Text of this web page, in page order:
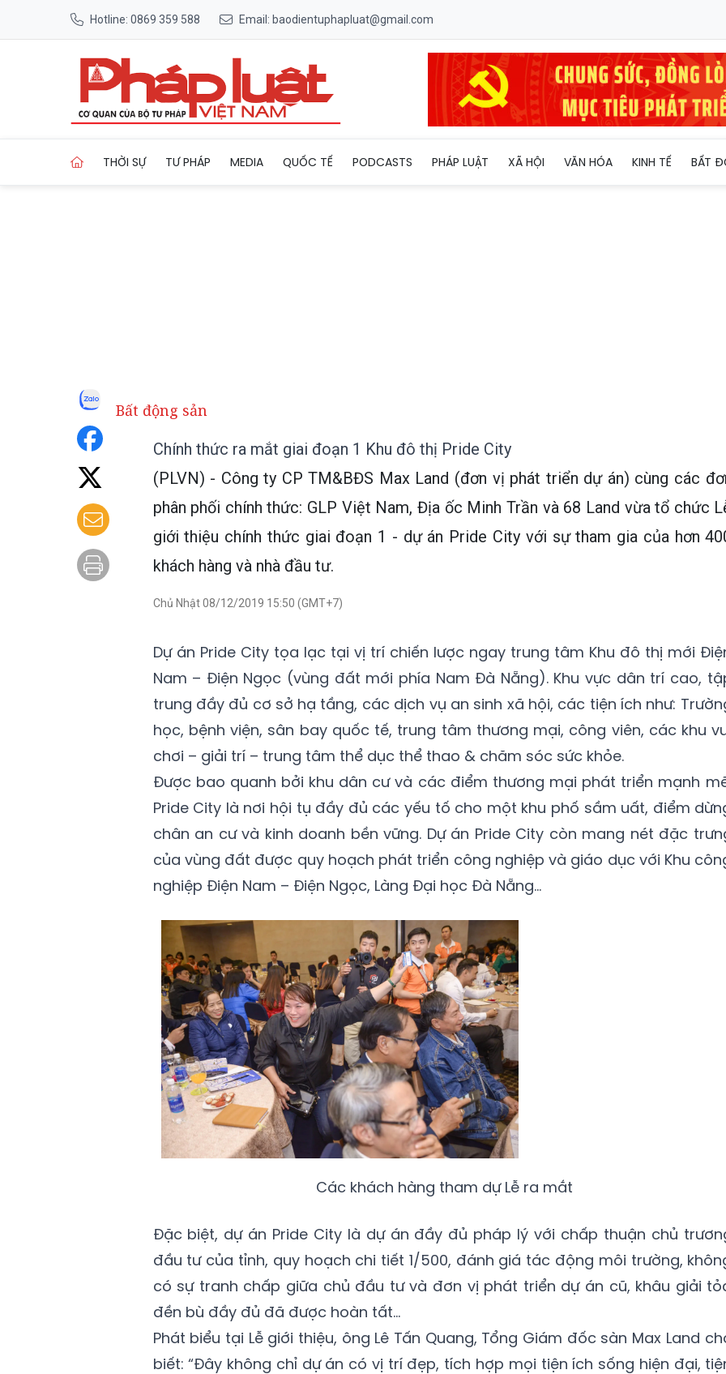
Hotline: 0869 359 588 Email: baodientuphapluat@gmail.com
THỜI SỰ TƯ PHÁP MEDIA QUỐC TẾ PODCASTS PHÁP LUẬT XÃ HỘI VĂN HÓA KINH TẾ BẤT
Bất động sản
Chính thức ra mắt giai đoạn 1 Khu đô thị Pride City
(PLVN) - Công ty CP TM&BĐS Max Land (đơn vị phát triển dự án) cùng các
phân phối chính thức: GLP Việt Nam, Địa ốc Minh Trần và 68 Land vừa tổ chức
giới thiệu chính thức giai đoạn 1 - dự án Pride City với sự tham gia của hơn
khách hàng và nhà đầu tư.
Chủ Nhật 08/12/2019 15:50 (GMT+7)
Dự án Pride City tọa lạc tại vị trí chiến lược ngay trung tâm Khu đô thị mới
Nam – Điện Ngọc (vùng đất mới phía Nam Đà Nẵng). Khu vực dân trí cao,
trung đầy đủ cơ sở hạ tầng, các dịch vụ an sinh xã hội, các tiện ích như:
học, bệnh viện, sân bay quốc tế, trung tâm thương mại, công viên, các khu
chơi – giải trí – trung tâm thể dục thể thao & chăm sóc sức khỏe.
Được bao quanh bởi khu dân cư và các điểm thương mại phát triển mạnh
Pride City là nơi hội tụ đầy đủ các yếu tố cho một khu phố sầm uất, điểm
chân an cư và kinh doanh bền vững. Dự án Pride City còn mang nét đặc
của vùng đất được quy hoạch phát triển công nghiệp và giáo dục với Khu
nghiệp Điện Nam – Điện Ngọc, Làng Đại học Đà Nẵng...
Các khách hàng tham dự Lễ ra mắt
Đặc biệt, dự án Pride City là dự án đầy đủ pháp lý với chấp thuận chủ
đầu tư của tỉnh, quy hoạch chi tiết 1/500, đánh giá tác động môi trường,
có sự tranh chấp giữa chủ đầu tư và đơn vị phát triển dự án cũ, khâu giải
đền bù đầy đủ đã được hoàn tất…
Phát biểu tại Lễ giới thiệu, ông Lê Tấn Quang, Tổng Giám đốc sàn Max Land
biết: “Đây không chỉ dự án có vị trí đẹp, tích hợp mọi tiện ích sống hiện đại,